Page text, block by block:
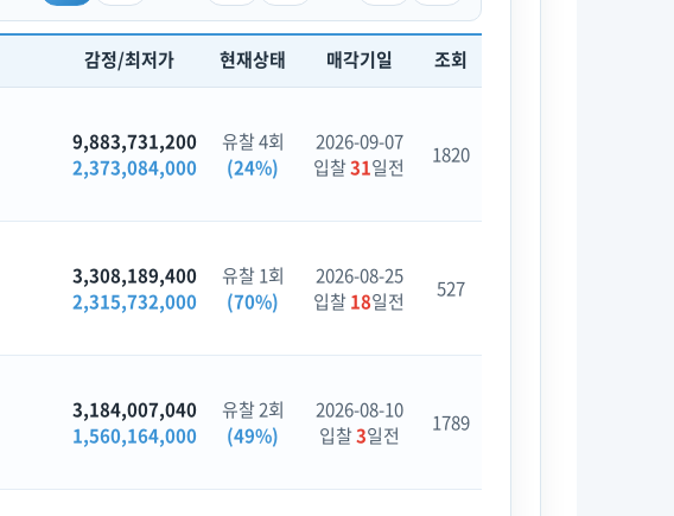
감정/최저가 현재상태 매각기일 조회
9,883,731,200
2,373,084,000
유찰 4회
(24%)
2026-09-07
입찰31일전 1820
3,308,189,400
2,315,732,000
유찰 1회
(70%)
2026-08-25
입찰18일전 527
3,184,007,040
1,560,164,000
유찰 2회
(49%)
2026-08-10
입찰3일전 1789